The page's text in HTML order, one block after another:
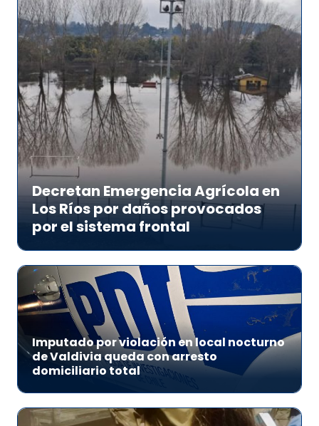
Decretan Emergencia Agrícola en
Los Ríos por daños provocados
por el sistema frontal
Imputado por violación en local nocturno
de Valdivia queda con arresto
domiciliario total